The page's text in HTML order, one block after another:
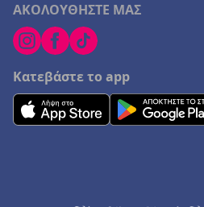
ΑΚΟΛΟΥΘΗΣΤΕ ΜΑΣ
Κατεβάστε το app